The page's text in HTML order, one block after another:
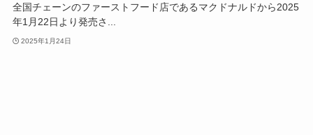
全国チェーンのファーストフード店であるマクドナルドから2025
年1月22日より発売さ...
2025年1月24日